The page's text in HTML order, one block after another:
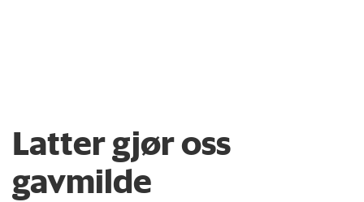
Latter gjør oss
gavmilde